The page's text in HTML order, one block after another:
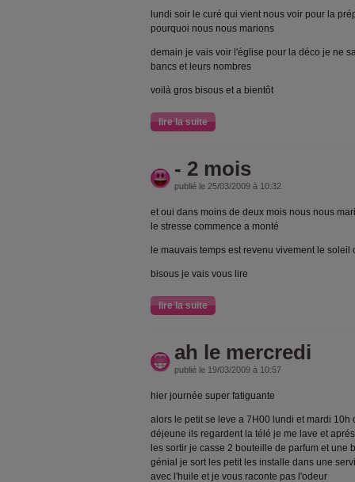
lundi soir le curé qui vient nous voir pour la
pourquoi nous nous marions
demain je vais voir l'église pour la déco je ne
bancs et leurs nombres
voilà gros bisous et a bientôt
lire la suite
- 2 mois
publié le 25/03/2009 à 10:32
et oui dans moins de deux mois nous nous
le stresse commence a monté
le mauvais temps est revenu vivement le soleil
bisous je vais vous lire
lire la suite
ah le mercredi
publié le 19/03/2009 à 10:57
hier journée super fatiguante
alors le petit se leve a 7H00 lundi et mardi
déjeune ils regardent la télé je me lave et
les sortir je casse 2 bouteille de parfum et une
génial je sort les petit les installe dans une
avec l'huile et je vous raconte pas l'odeur